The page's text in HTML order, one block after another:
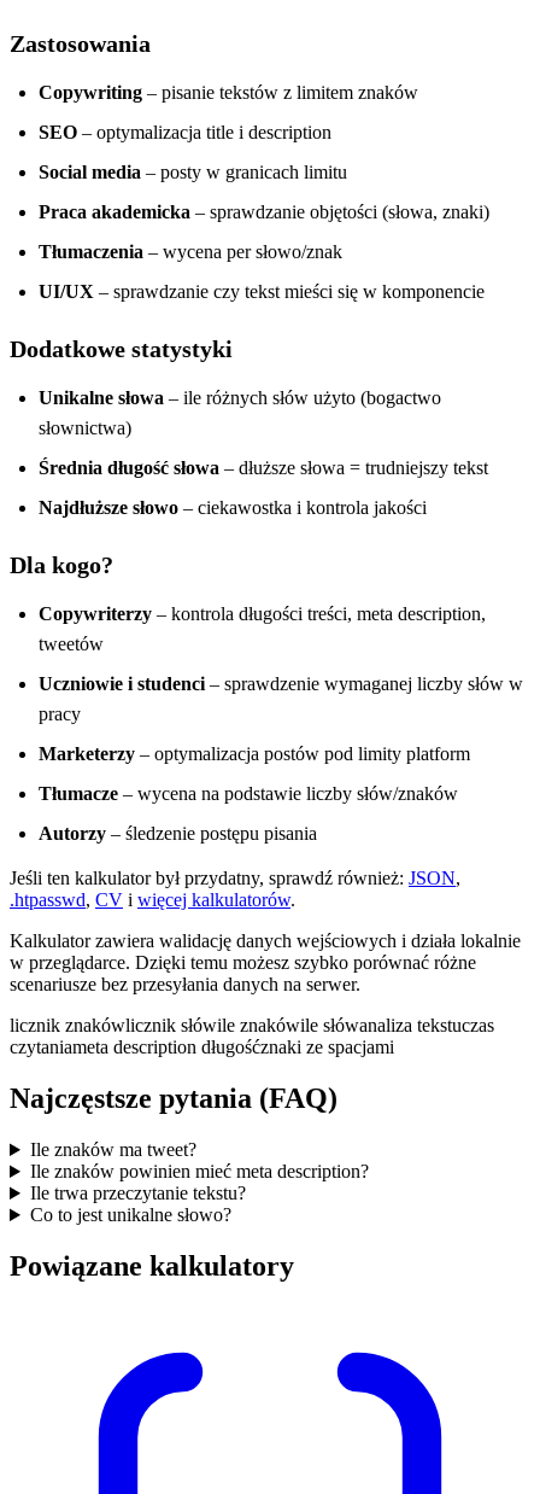
Zastosowania
Copywriting – pisanie tekstów z limitem znaków
SEO – optymalizacja title i description
Social media – posty w granicach limitu
Praca akademicka – sprawdzanie objętości (słowa, znaki)
Tłumaczenia – wycena per słowo/znak
UI/UX – sprawdzanie czy tekst mieści się w komponencie
Dodatkowe statystyki
Unikalne słowa – ile różnych słów użyto (bogactwo
słownictwa)
Średnia długość słowa – dłuższe słowa = trudniejszy tekst
Najdłuższe słowo – ciekawostka i kontrola jakości
Dla kogo?
Copywriterzy – kontrola długości treści, meta description,
tweetów
Uczniowie i studenci – sprawdzenie wymaganej liczby słów w
pracy
Marketerzy – optymalizacja postów pod limity platform
Tłumacze – wycena na podstawie liczby słów/znaków
Autorzy – śledzenie postępu pisania
Jeśli ten kalkulator był przydatny, sprawdź również: JSON,
.htpasswd, CV i więcej kalkulatorów.
Kalkulator zawiera walidację danych wejściowych i działa lokalnie
w przeglądarce. Dzięki temu możesz szybko porównać różne
scenariusze bez przesyłania danych na serwer.
licznik znakówlicznik słówile znakówile słówanaliza tekstuczas
czytaniameta description długośćznaki ze spacjami
Najczęstsze pytania (FAQ)
Ile znaków ma tweet?
Ile znaków powinien mieć meta description?
Ile trwa przeczytanie tekstu?
Co to jest unikalne słowo?
Powiązane kalkulatory